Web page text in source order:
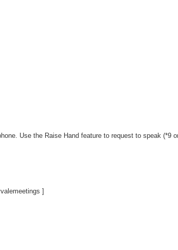
Use the Raise Hand feature to request to speak (*9
]